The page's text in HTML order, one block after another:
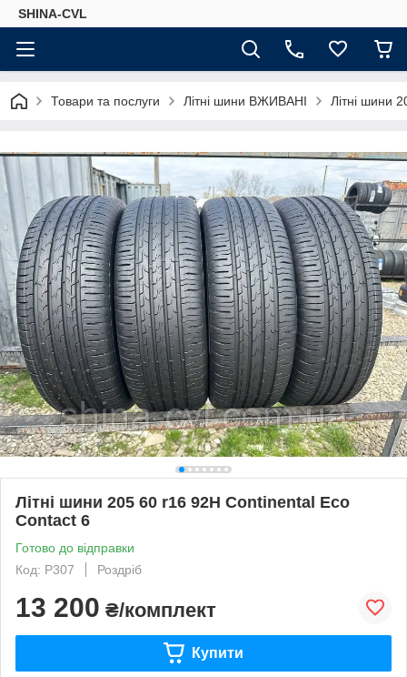
SHINA-CVL
Товари та послуги Літні шини ВЖИВАНІ Літні шини
Літні шини 205 60 r16 92H Continental Eco
Contact 6
Готово до відправки
Код: P307
Роздріб
13 200 ₴/комплект
Купити